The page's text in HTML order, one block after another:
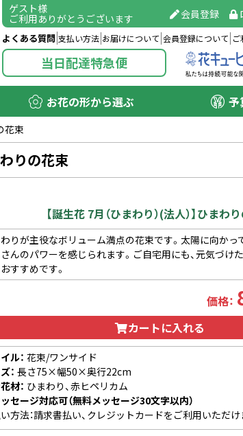
ゲスト様
ご利用ありがとうございます 会員登録
よくある質問 支払い方法 お届けについて 会員登録について
当日配達特急便
お花の形から選ぶ 予
花束
りの花束
【誕生花 7月（ひまわり）(法人）】ひまわ
りが主役なボリューム満点の花束です。太陽に向かっ
んのパワーを感じられます。ご自宅用にも、元気づけ
すすめです。
価格：
カートに入れる
ル： 花束/ワンサイド
： 長さ75×幅50×奥行22cm
材： ひまわり、赤ヒペリカム
セージ対応可（無料メッセージ30文字以内）
方法：請求書払い、クレジットカードをご利用いただけ